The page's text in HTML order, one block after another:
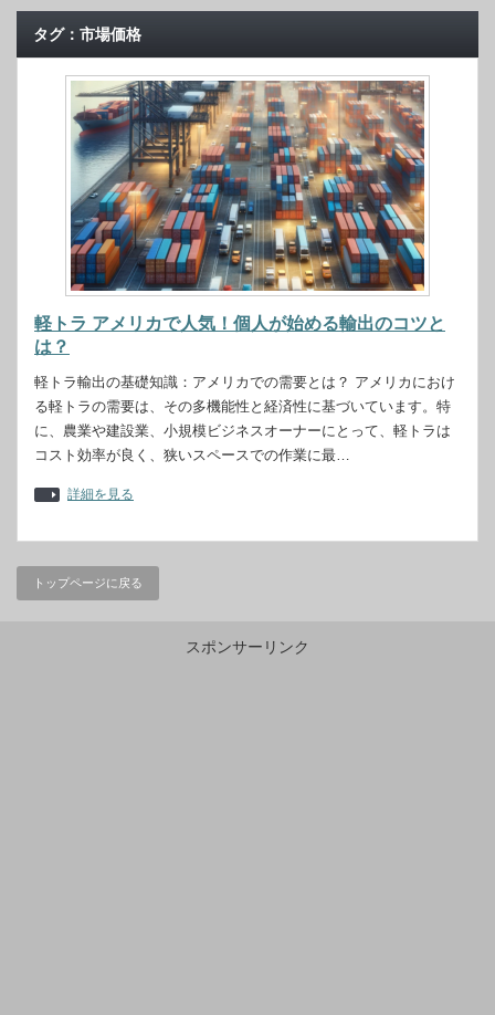
タグ：市場価格
軽トラ アメリカで人気！個人が始める輸出のコツと
は？
軽トラ輸出の基礎知識：アメリカでの需要とは？ アメリカにおけ
る軽トラの需要は、その多機能性と経済性に基づいています。特
に、農業や建設業、小規模ビジネスオーナーにとって、軽トラは
コスト効率が良く、狭いスペースでの作業に最…
詳細を見る
トップページに戻る
スポンサーリンク